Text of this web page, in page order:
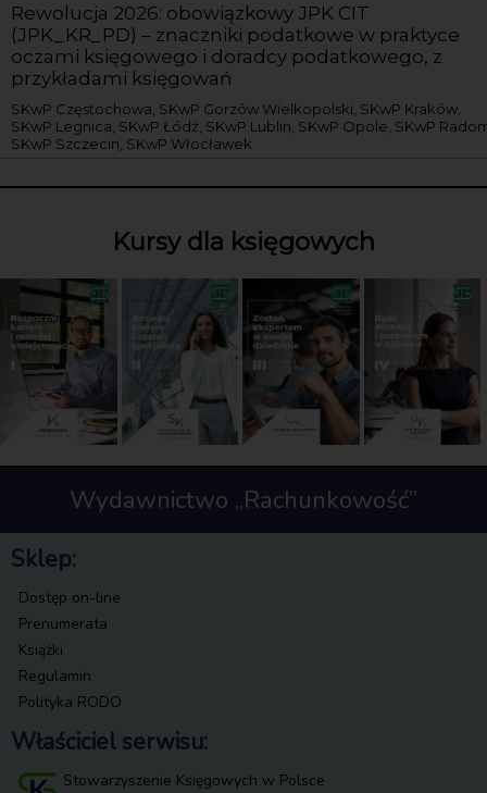
Rewolucja 2026: obowiązkowy JPK CIT
(JPK_KR_PD) – znaczniki podatkowe w praktyce
oczami księgowego i doradcy podatkowego, z
przykładami księgowań
SKwP Częstochowa, SKwP Gorzów Wielkopolski, SKwP Kraków,
SKwP Legnica, SKwP Łódź, SKwP Lublin, SKwP Opole, SKwP
SKwP Szczecin, SKwP Włocławek
Kursy dla księgowych
Wydawnictwo „Rachunkowość”
Sklep:
Dostęp on-line
Prenumerata
Książki
Regulamin
Polityka RODO
Właściciel serwisu:
Stowarzyszenie Księgowych w Polsce